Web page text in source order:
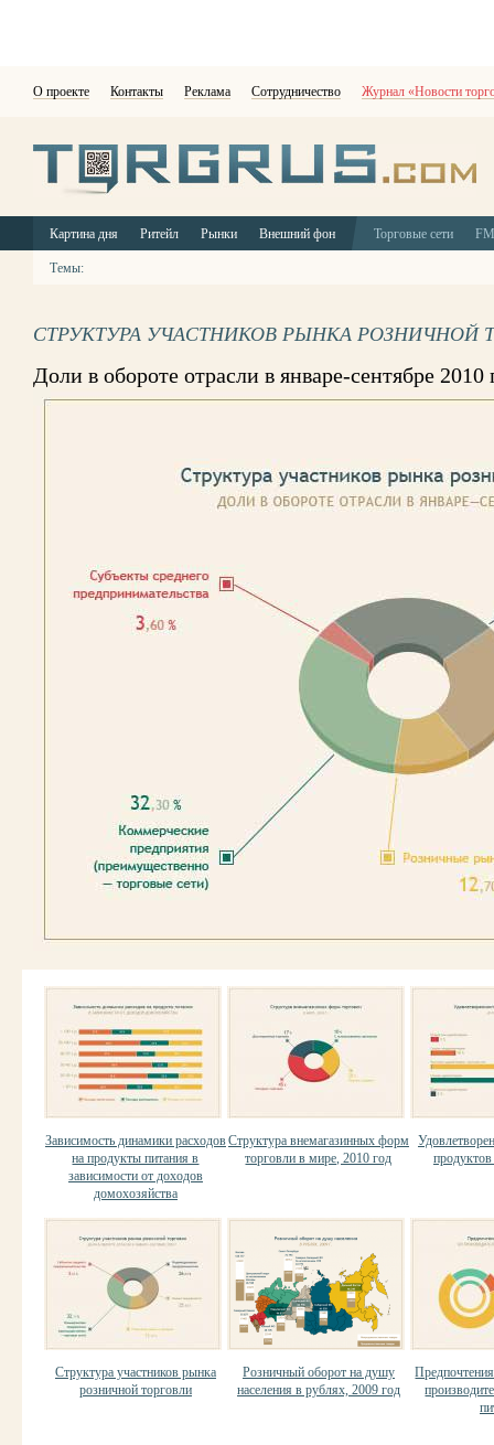
О проекте Контакты Реклама Сотрудничество Журнал «Новости
Картина дня Ритейл Рынки Внешний фон Торговые сети
Темы:
СТРУКТУРА УЧАСТНИКОВ РЫНКА РОЗНИЧНОЙ
Доли в обороте отрасли в январе-сентябре 2010
Зависимость динамики расходов
на продукты питания в
зависимости от доходов
домохозяйства
Структура внемагазинных форм
торговли в мире, 2010 год
Структура участников рынка
розничной торговли
Розничный оборот на душу
населения в рублях, 2009 год